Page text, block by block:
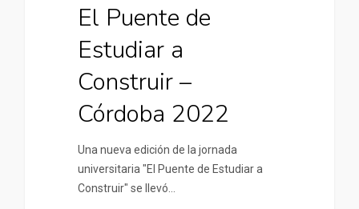
El Puente de
Estudiar a
Construir –
Córdoba 2022
Una nueva edición de la jornada
universitaria "El Puente de Estudiar a
Construir" se llevó…